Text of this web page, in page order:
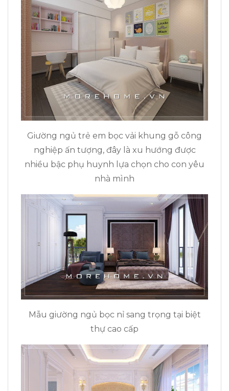
Giường ngủ trẻ em bọc vải khung gỗ công
nghiệp ấn tượng, đây là xu hướng được
nhiều bậc phụ huynh lựa chọn cho con yêu
nhà mình
Mẫu giường ngủ bọc nỉ sang trọng tại biệt
thự cao cấp